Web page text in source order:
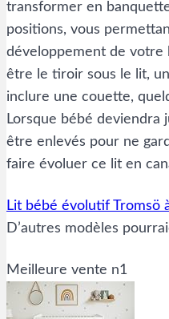
transformer en
positions, vous
développement de votre
être le tiroir sous le lit,
inclure une couette,
Lorsque bébé deviendra
être enlevés pour ne
faire évoluer ce lit en
Lit bébé évolutif Tromsö
D’autres modèles
Meilleure vente n1